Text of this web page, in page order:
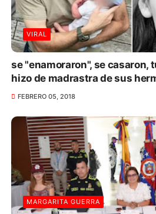
VIRAL
se "enamoraron", se casaron,
hizo de madrastra de sus
FEBRERO 05, 2018
MARGARITA GUERRA